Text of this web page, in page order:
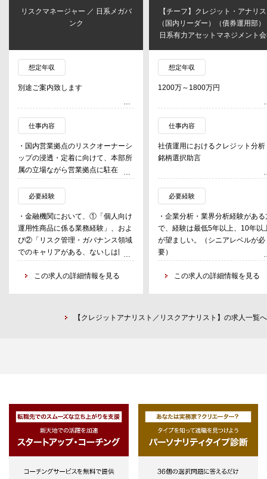
リスクマネージャー ／ 日系メガバ
ンク
想定年収
別途ご案内致します
仕事内容
・国内営業拠点のリスクオーナーシ
ップの浸透・定着に向けて、本部所
属の立場ながら営業拠点に駐在し、
拠点活動をサポート（当初は他リス
クマネージャーと共に活動する事を
想定）
・リスク統括マネージャーをヘッド
とする地区毎のチームに属し、チー
ム内で連携しつつ活動
・自身の担当拠点において、日本証
者」業務（例：個人運用に係る法令
導等）、業務改善計画を踏まえた拠
必要経験
・金融機関において、①「個人向け
運用性商品に係る業務経験」、およ
び②「リスク管理・ガバナンス領域
でのキャリアがある、ないしは同分
野でのキャリア形成を志向」してい
る方
この求人の詳細情報を見る
【チーフ】クレジット・アナリ
（国内リーダー）（債券運用部）
日系有力アセットマネジメント
想定年収
1200万～1800万円
仕事内容
社債運用におけるクレジット分析
銘柄選択助言
・債券発行企業のクレジットファ
ダメンタル及びESGの分析。
・セミマクロ・業界分析、並びに
レジット市場分析。
・信用格付け・投資推奨の付与、
ァンドマネージャーへの銘柄選択
言・情報提供。
する資料作成・プレゼンテーショ
必要経験
・企業分析・業界分析経験がある
で、経験は最低5年以上、10年以
が望ましい。（シニアレベルが必
要）
・論理的思考力や財務に関する知
識、説明力を有する方。
ンが可能な方。
この求人の詳細情報を見る
【クレジットアナリスト／リスクアナリスト】の求人一覧へ